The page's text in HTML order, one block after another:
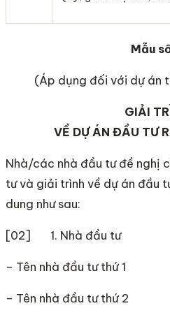
Mẫu
(Áp dụng đối với dự án
GIẢI
VỀ DỰ ÁN ĐẦU TƯ
Nhà/các nhà đầu tư đề nghị
tư và giải trình về dự án đầu
dung như sau:
[02] 1. Nhà đầu tư
– Tên nhà đầu tư thứ 1
– Tên nhà đầu tư thứ 2